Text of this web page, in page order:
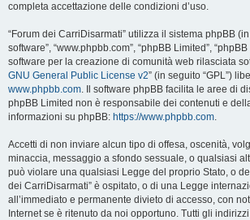
completa accettazione delle condizioni d’uso.
“Forum dei CarriDisarmati” utilizza il sistema phpBB (in
software”, “www.phpbb.com”, “phpBB Limited”,
software per la creazione di comunità web rilasciata
GNU General Public License v2” (in seguito “GPL”)
www.phpbb.com. Il software phpBB facilita le aree di
phpBB Limited non è responsabile dei contenuti e
informazioni su phpBB: https://www.phpbb.com.
Accetti di non inviare alcun tipo di offesa, oscenità,
minaccia, messaggio a sfondo sessuale, o qualsiasi
può violare una qualsiasi Legge del proprio Stato, o
dei CarriDisarmati” è ospitato, o di una Legge
all’immediato e permanente divieto di accesso, con
Internet se è ritenuto da noi opportuno. Tutti gli